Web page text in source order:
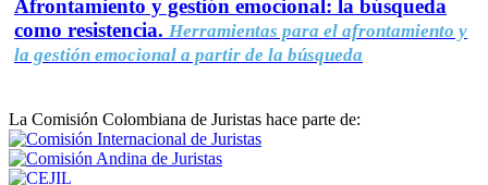
Afrontamiento y gestión emocional: la búsqueda
como resistencia. Herramientas para el afrontamiento y
la gestión emocional a partir de la búsqueda
La Comisión Colombiana de Juristas hace parte de: